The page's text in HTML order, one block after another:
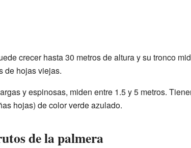
crecer hasta 30 metros de altura y su tronco
de hojas viejas.
y espinosas, miden entre 1.5 y 5 metros.
hojas) de color verde azulado.
de la palmera